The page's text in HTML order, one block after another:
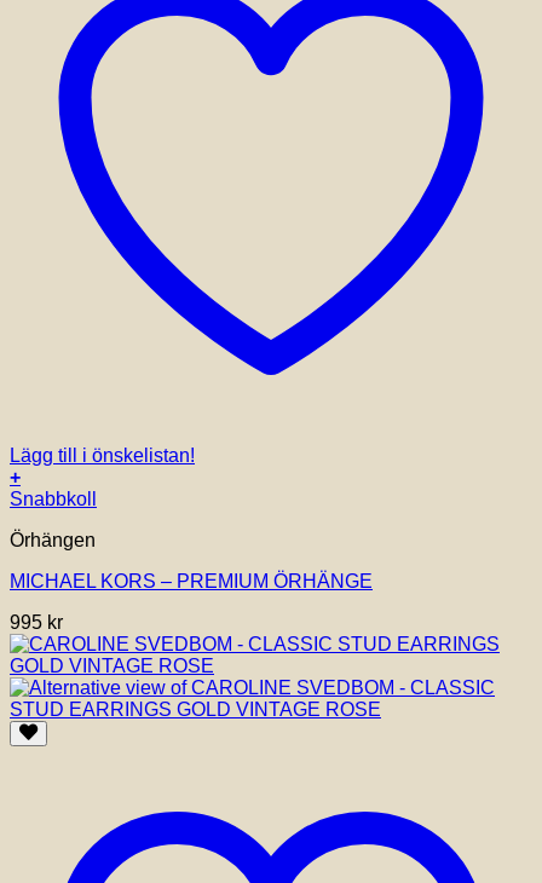
Lägg till i önskelistan!
+
Snabbkoll
Örhängen
MICHAEL KORS – PREMIUM ÖRHÄNGE
995 kr